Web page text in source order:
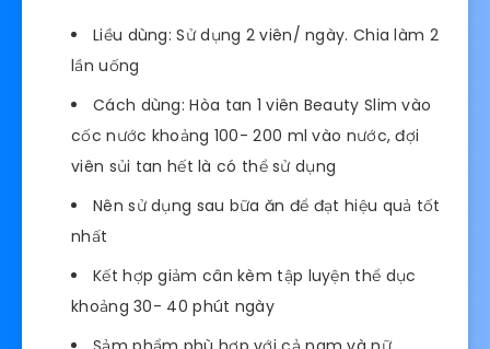
Liều dùng: Sử dụng 2 viên/ ngày. Chia làm 2
lần uống
Cách dùng: Hòa tan 1 viên Beauty Slim vào
cốc nước khoảng 100- 200 ml vào nước, đợi
viên sủi tan hết là có thể sử dụng
Nên sử dụng sau bữa ăn để đạt hiệu quả tốt
nhất
Kết hợp giảm cân kèm tập luyện thể dục
khoảng 30- 40 phút ngày